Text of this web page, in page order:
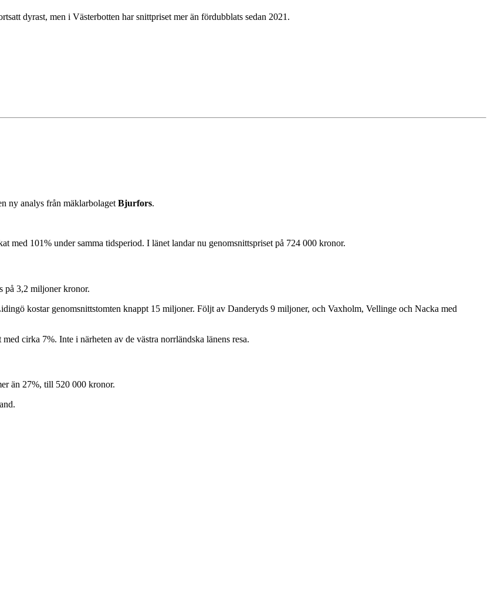
dyrast, men i Västerbotten har snittpriset mer än fördubblats sedan 2021.
ny analys från mäklarbolagetBjurfors.
med 101% under samma tidsperiod. I länet landar nu genomsnittspriset på 724 000 kronor.
på 3,2 miljoner kronor.
kostar genomsnittstomten knappt 15 miljoner. Följt av Danderyds 9 miljoner, och Vaxholm, Vellinge och Nacka med
cirka 7%. Inte i närheten av de västra norrländska länens resa.
än 27%, till 520 000 kronor.